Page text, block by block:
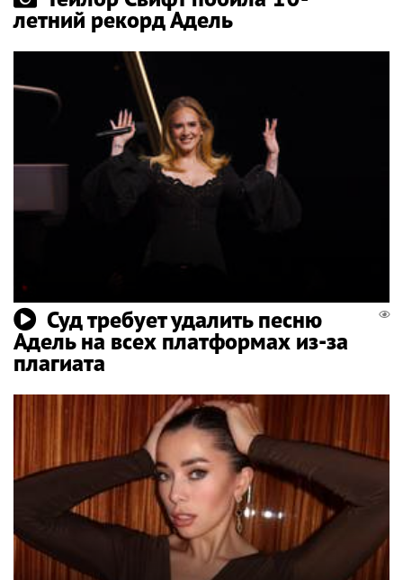
летний рекорд Адель
Суд требует удалить песню
Адель на всех платформах из-за
плагиата